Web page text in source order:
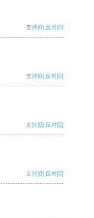
支持[0] 反对[0]
支持[0] 反对[0]
支持[0] 反对[0]
支持[0] 反对[0]